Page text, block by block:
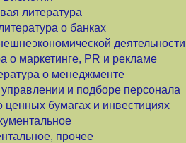
литература
о банках
деятельности
о маркетинге, PR и рекламе
о менеджменте
и подборе персонала
ценных бумагах и инвестициях
прочее